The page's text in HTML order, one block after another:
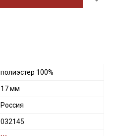
полиэстер 100%
17 мм
Россия
032145